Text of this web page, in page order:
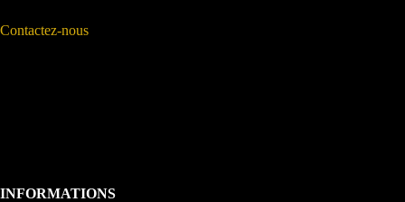
Contactez-nous
INFORMATIONS